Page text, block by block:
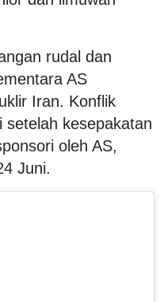
rudal dan
AS
Iran. Konflik
kesepakatan
oleh AS,
Juni.